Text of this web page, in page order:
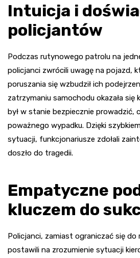
Intuicja i
policjantów
Podczas rutynowego patrolu na
policjanci zwrócili uwagę na pojazd,
poruszania się wzbudził ich
zatrzymaniu samochodu okazała się
był w stanie bezpiecznie prowadzić,
poważnego wypadku. Dzięki
sytuacji, funkcjonariusze zdołali
doszło do tragedii.
Empatyczne
kluczem do
Policjanci, zamiast ograniczać się
postawili na zrozumienie sytuacji